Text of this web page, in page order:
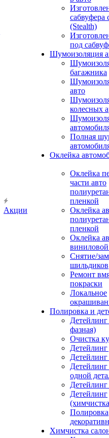
Акции
сабвуфера
(Stealth)
под
Шумоизоляция
багажника
авто
колесных
Полная
Оклейка
Оклейка
части авто
пленкой
Оклейка
пленкой
Оклейка
Снятие/
шильдиков
Ремонт
покраски
Локальное
Полировка и
фазная)
Очистка
Детейлинг
одной
Детейлинг
Полировка
Химчистка